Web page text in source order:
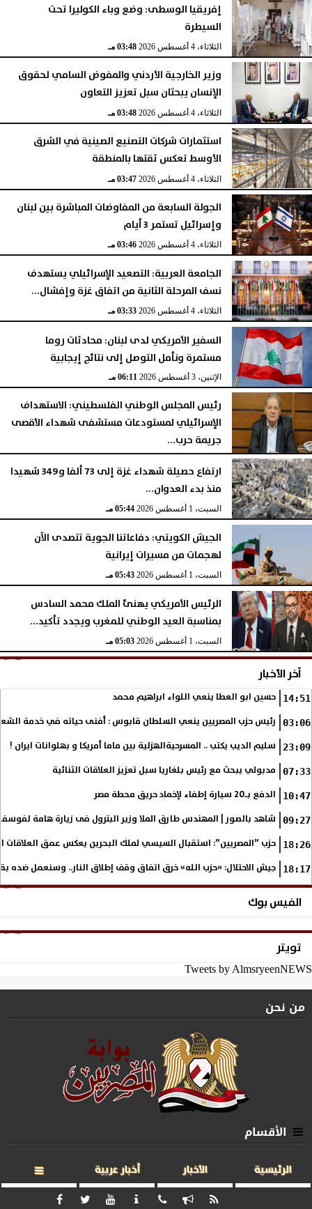
إفريقيا الوسطى: وضع وباء الكوليرا تحت
السيطرة
الثلاثاء، 4 أغسطس 2026 03:48 مـ
وزير الخارجية الأردني والمفوض السامي لحقوق
الإنسان يبحثان سبل تعزيز التعاون
الثلاثاء، 4 أغسطس 2026 03:48 مـ
استثمارات شركات التصنيع الصينية في الشرق
الأوسط تعكس ثقتها بالمنطقة
الثلاثاء، 4 أغسطس 2026 03:47 مـ
الجولة السابعة من المفاوضات المباشرة بين لبنان
وإسرائيل تستمر 3 أيام
الثلاثاء، 4 أغسطس 2026 03:46 مـ
الجامعة العربية: التصعيد الإسرائيلي يستهدف
نسف المرحلة الثانية من اتفاق غزة وإفشال...
الثلاثاء، 4 أغسطس 2026 03:33 مـ
السفير الأمريكي لدى لبنان: محادثات روما
مستمرة ونأمل التوصل إلى نتائج إيجابية
الإثنين، 3 أغسطس 2026 06:11 مـ
رئيس المجلس الوطني الفلسطيني: الاستهداف
الإسرائيلي لمستودعات مستشفى شهداء الأقصى
جريمة حرب...
السبت، 1 أغسطس 2026
ارتفاع حصيلة شهداء غزة إلى 73 ألفا و349 شهيدا
منذ بدء العدوان...
السبت، 1 أغسطس 2026 05:44 مـ
الجيش الكويتي: دفاعاتنا الجوية تتصدى الآن
لهجمات من مسيرات إيرانية
السبت، 1 أغسطس 2026 05:43 مـ
الرئيس الأمريكي يهنئ الملك محمد السادس
بمناسبة العيد الوطني للمغرب ويجدد تأكيد...
السبت، 1 أغسطس 2026 05:03 مـ
آخر الأخبار
14:51 حسين ابو العطا ينعي اللواء ابراهيم محمد
03:06 رئيس حزب المصريين ينعي السلطان قابوس : أفنى حياته في خدمة
23:09 سليم الديب يكتب .. المسرحيةالهزلية بين ماما أمريكا و بهلوانات ايران !
07:33 مدبولي يبحث مع رئيس بلغاريا سبل تعزيز العلاقات الثنائية
10:47 الدفع بـ20 سيارة إطفاء لإخماد حريق محطة مصر
09:27 شاهد بالصور | المهندس طارق الملا وزير البترول فى زيارة هامة
18:26 حزب ”المصريين”: استقبال السيسي لملك البحرين يعكس عمق العلاقات
18:17 جيش الاحتلال: «حزب الله» خرق اتفاق وقف إطلاق النار.. وسنعمل ضده
الفيس بوك
تويتر
Tweets by AlmsryeenNEWS
من نحن
الأقسام
الرئيسية الأخبار أخبار عربية